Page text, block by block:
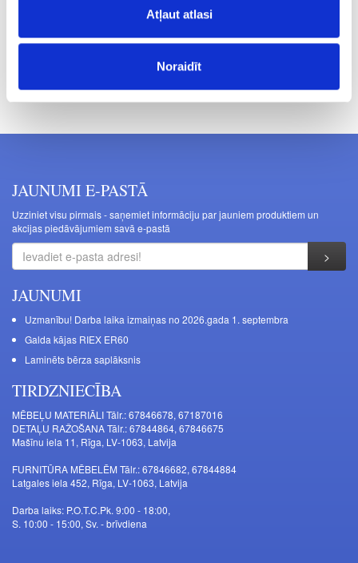
Atļaut atlasi
Noraidīt
brīdinājuma.
JAUNUMI E-PASTĀ
Uzziniet visu pirmais - saņemiet informāciju par jauniem produktiem un
akcijas piedāvājumiem savā e-pastā
JAUNUMI
Uzmanību! Darba laika izmaiņas no 2026.gada 1. septembra
Galda kājas RIEX ER60
Laminēts bērza saplāksnis
TIRDZNIECĪBA
MĒBEĻU MATERIĀLI Tālr.: 67846678, 67187016
DETAĻU RAŽOŠANA Tālr.: 67844864, 67846675
Mašīnu iela 11, Rīga, LV-1063, Latvija
FURNITŪRA MĒBELĒM Tālr.: 67846682, 67844884
Latgales iela 452, Rīga, LV-1063, Latvija
Darba laiks: P.O.T.C.Pk. 9:00 - 18:00,
S. 10:00 - 15:00, Sv. - brīvdiena